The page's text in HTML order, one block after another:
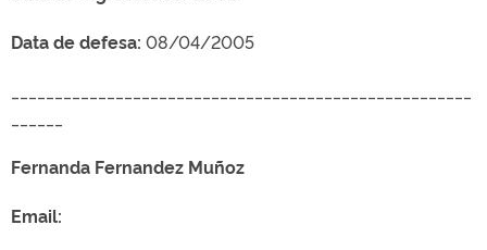
Data de defesa: 08/04/2005
Fernanda Fernandez Muñoz
Email: